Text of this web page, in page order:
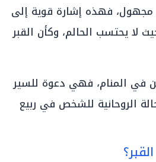
فهذه إشارة قوية إلى
لا يحتسب الحالم، وكأن القبر
في المنام، فهي دعوة للسير
الروحانية للشخص في ربيع